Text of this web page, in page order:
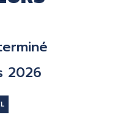
2026